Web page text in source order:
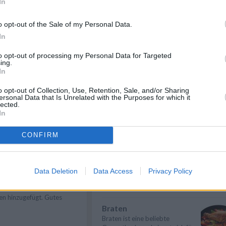
opt-out of the Sale of my Personal Data.
opt-out of processing my Personal Data for Targeted
opt-out of Collection, Use, Retention, Sale, and/or Sharing
Data that Is Unrelated with the Purposes for which it
CONFIRM
Data Deletion Data Access Privacy Policy
/Omas Rezepte/
Rezepte
Vorspeisen Rezepte
hinzugefügt. Gutes
Wer Eier kochen will, sollte in
Suppen kochen
klare ...
» mehr
paar einfache Tipps & Tricks
Mit Kräutern kochen - Kräuter
Braten
Braten ist eine beliebte